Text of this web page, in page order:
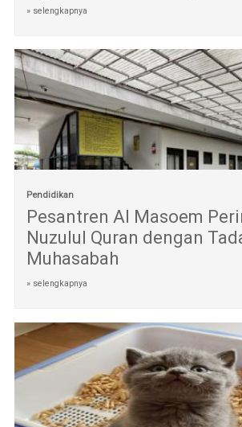
» selengkapnya
Pendidikan
Pesantren Al Masoem
Nuzulul Quran dengan
Muhasabah
» selengkapnya